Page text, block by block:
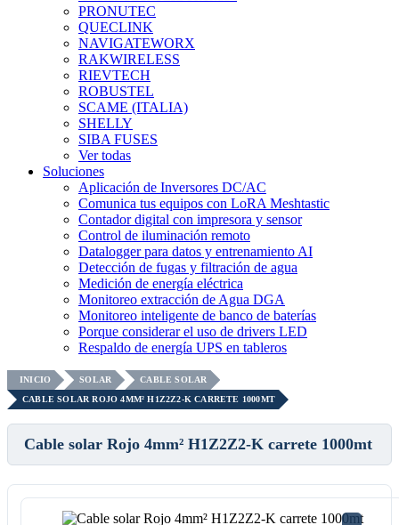
PRONUTEC
QUECLINK
NAVIGATEWORX
RAKWIRELESS
RIEVTECH
ROBUSTEL
SCAME (ITALIA)
SHELLY
SIBA FUSES
Ver todas
Soluciones
Aplicación de Inversores DC/AC
Comunica tus equipos con LoRA Meshtastic
Contador digital con impresora y sensor
Control de iluminación remoto
Datalogger para datos y entrenamiento AI
Detección de fugas y filtración de agua
Medición de energía eléctrica
Monitoreo extracción de Agua DGA
Monitoreo inteligente de banco de baterías
Porque considerar el uso de drivers LED
Respaldo de energía UPS en tableros
INICIO SOLAR
CABLE SOLAR
CABLE SOLAR ROJO 4MM² H1Z2Z2-K CARRETE 1000MT
Cable solar Rojo 4mm² H1Z2Z2-K carrete 1000mt